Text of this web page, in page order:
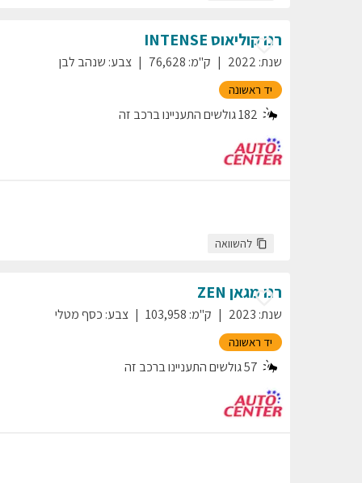
רנוקוליאוסINTENSE
שנת:
2022 ק"מ:
76,628 צבע: שנהב לבן
יד ראשונה
182גולשים התעניינו ברכב זה
להשוואה
רנומגאן ZEN
שנת:
2023 ק"מ:
103,958 צבע: כסף מטלי
יד ראשונה
57גולשים התעניינו ברכב זה